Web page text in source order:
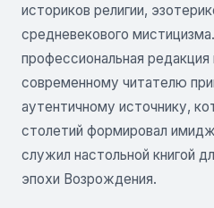
историков религии,
средневекового
профессиональная
современному читателю
аутентичному источнику,
столетий формировал
служил настольной книгой
эпохи Возрождения.